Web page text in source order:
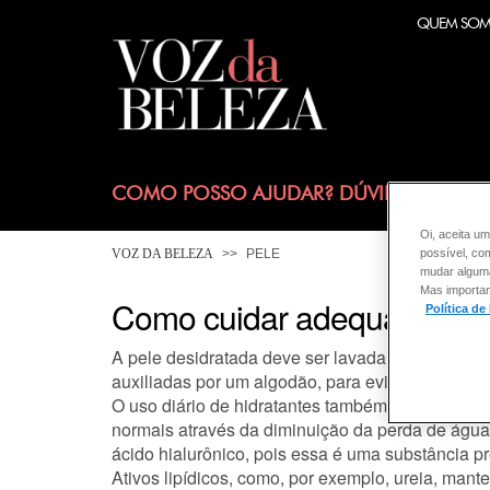
QUEM
COMO POSSO AJUDAR? DÚVIDAS SOBRE:
VOZ DA BELEZA PELE
Como cuidar
A pele desidratada deve ser lavada com pouca
auxiliadas por um algodão, para evitar o atrito
O uso diário de hidratantes também é de
normais através da diminuição da perda de
ácido hialurônico, pois essa é uma substância
Ativos lipídicos, como, por exemplo, ureia,
Oi, aceita
possível,
mudar
Mas
Política de